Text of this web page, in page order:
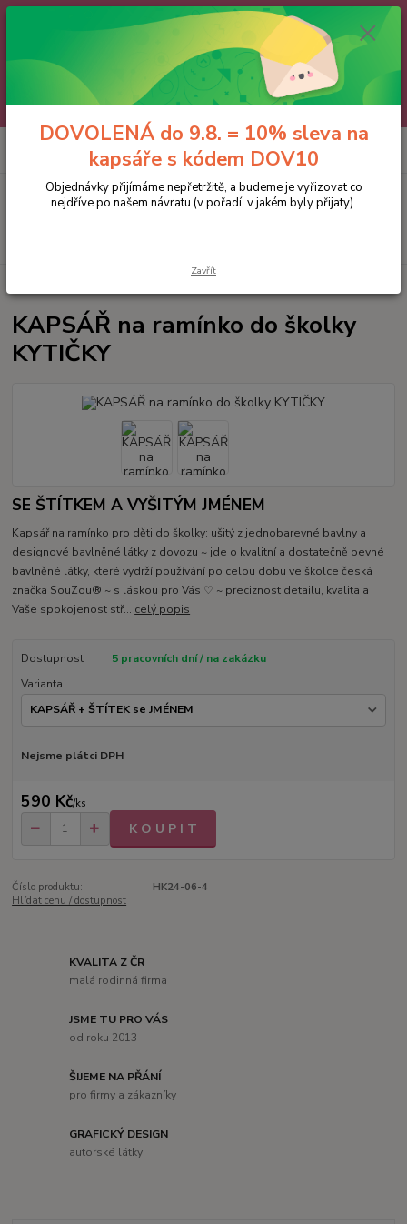
🌼 DOVOLENÁ do 9.8. 🌼
Jakmile se vrátíme, všechny objednávky, e-maily i telefonáty vyřídíme
postupně - v pořadí, v jakém nám přišly. Děkujeme za trpělivost.
A abychom vám čekání trochu zpříjemnili: doprava ZDARMA nad 700 Kč
a 10% sleva na kapsáře 😊 Slevový kód: DOV10
Menu
0
KAPSÁŘ na ramínko do školky
KYTIČKY
SE ŠTÍTKEM A VYŠITÝM JMÉNEM
Kapsář na ramínko pro děti do školky: ušitý z jednobarevné bavlny a
designové bavlněné látky z dovozu ~ jde o kvalitní a dostatečně pevné
bavlněné látky, které vydrží používání po celou dobu ve školce česká
značka SouZou® ~ s láskou pro Vás ♡ ~ preciznost detailu, kvalita a
Vaše spokojenost stř... celý popis
Dostupnost
5 pracovních dní / na zakázku
Varianta
Nejsme plátci DPH
590 Kč/ks
K O U P I T
Číslo produktu:
HK24-06-4
Hlídat cenu / dostupnost
KVALITA Z ČR
malá rodinná firma
JSME TU PRO VÁS
od roku 2013
ŠIJEME NA PŘÁNÍ
pro firmy a zákazníky
GRAFICKÝ DESIGN
autorské látky
DOVOLENÁ do 9.8. = 10% sleva na
kapsáře s kódem DOV10
Objednávky přijímáme nepřetržitě, a budeme je vyřizovat co
nejdříve po našem návratu (v pořadí, v jakém byly přijaty).
Zavřít